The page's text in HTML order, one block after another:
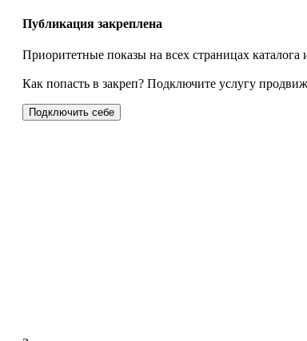
Публикация закреплена
Приоритетные показы на всех страницах
Как попасть в закреп? Подключите услугу
Подключить себе